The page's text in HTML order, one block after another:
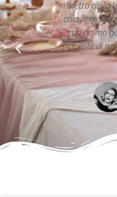
tradizione reinterpretata in
Mani d'oro guidate da
generoso ed attento alle
mamme. Semplicemente
Grazie.
Arianna Sabatini
da Facebook